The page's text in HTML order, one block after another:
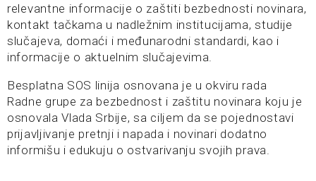
relevantne informacije o zaštiti bezbednosti novinara,
kontakt tačkama u nadležnim institucijama, studije
slučajeva, domaći i međunarodni standardi, kao i
informacije o aktuelnim slučajevima.
Besplatna SOS linija osnovana je u okviru rada
Radne grupe za bezbednost i zaštitu novinara koju je
osnovala Vlada Srbije, sa ciljem da se pojednostavi
prijavljivanje pretnji i napada i novinari dodatno
informišu i edukuju o ostvarivanju svojih prava.